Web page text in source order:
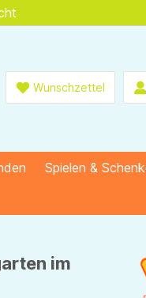
Wunschzettel
Spielen &
im